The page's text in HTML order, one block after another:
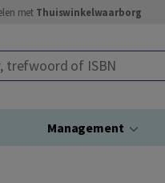
met Thuiswinkelwaarborg
of ISBN
Management